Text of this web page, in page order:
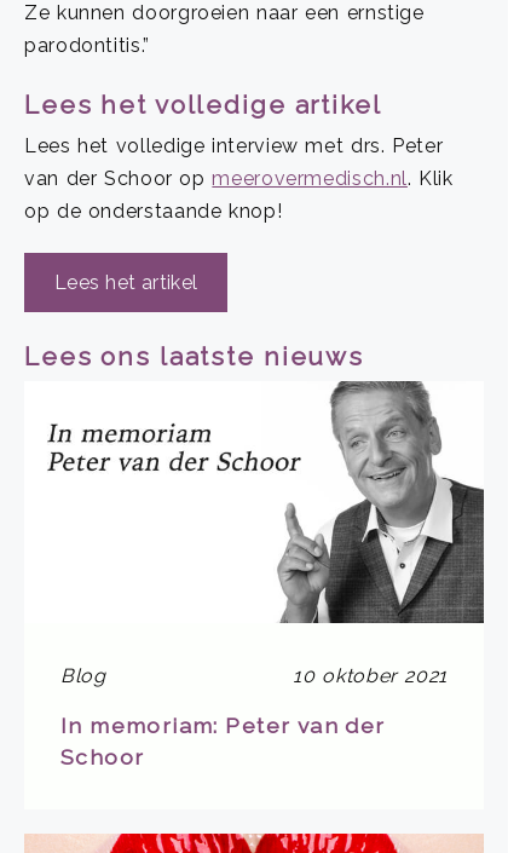
Ze kunnen doorgroeien naar een ernstige
parodontitis.”
Lees het volledige artikel
Lees het volledige interview met drs. Peter
van der Schoor opmeerovermedisch.nl. Klik
op de onderstaande knop!
Lees het artikel
Lees ons laatste nieuws
Blog 10 oktober 2021
In memoriam: Peter van der
Schoor